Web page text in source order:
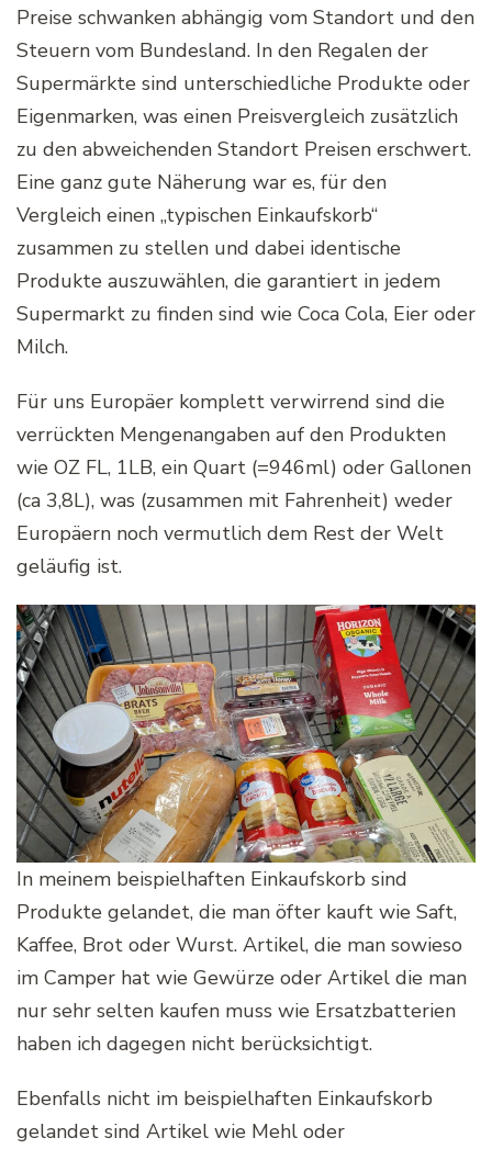
Preise schwanken abhängig vom Standort und den
Steuern vom Bundesland. In den Regalen der
Supermärkte sind unterschiedliche Produkte oder
Eigenmarken, was einen Preisvergleich zusätzlich
zu den abweichenden Standort Preisen erschwert.
Eine ganz gute Näherung war es, für den
Vergleich einen „typischen Einkaufskorb“
zusammen zu stellen und dabei identische
Produkte auszuwählen, die garantiert in jedem
Supermarkt zu finden sind wie Coca Cola, Eier oder
Milch.
Für uns Europäer komplett verwirrend sind die
verrückten Mengenangaben auf den Produkten
wie OZ FL, 1LB, ein Quart (=946ml) oder Gallonen
(ca 3,8L), was (zusammen mit Fahrenheit) weder
Europäern noch vermutlich dem Rest der Welt
geläufig ist.
In meinem beispielhaften Einkaufskorb sind
Produkte gelandet, die man öfter kauft wie Saft,
Kaffee, Brot oder Wurst. Artikel, die man sowieso
im Camper hat wie Gewürze oder Artikel die man
nur sehr selten kaufen muss wie Ersatzbatterien
haben ich dagegen nicht berücksichtigt.
Ebenfalls nicht im beispielhaften Einkaufskorb
gelandet sind Artikel wie Mehl oder